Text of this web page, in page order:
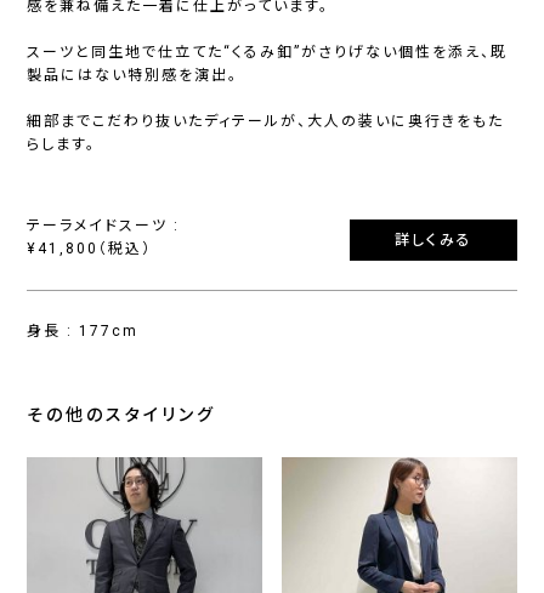
感を兼ね備えた一着に仕上がっています。
スーツと同生地で仕立てた“くるみ釦”がさりげない個性を添え、既
製品にはない特別感を演出。
細部までこだわり抜いたディテールが、大人の装いに奥行きをもた
らします。
テーラメイドスーツ :
¥41,800（税込）
詳しくみる
身長 : 177cm
その他のスタイリング